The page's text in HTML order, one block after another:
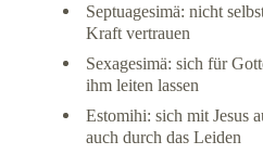
Septuagesimä: nicht
Kraft vertrauen
Sexagesimä: sich für
ihm leiten lassen
Estomihi: sich mit Jesus
auch durch das Leiden